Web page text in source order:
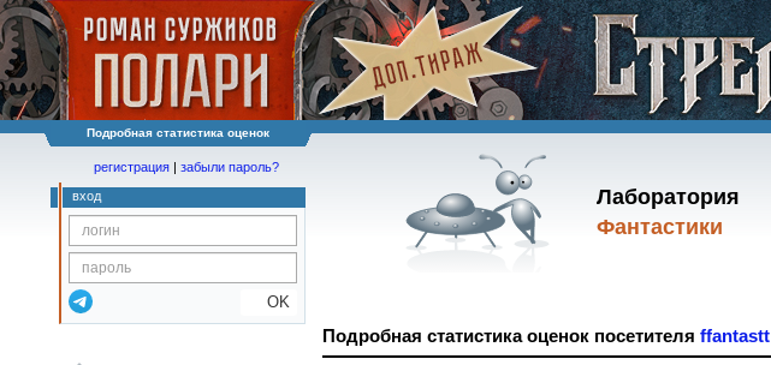
Подробная статистика оценок
Лаборатория
Фантастики
регистрация | забыли пароль?
вход
OK
Подробная статистика оценок посетителя ffantastt